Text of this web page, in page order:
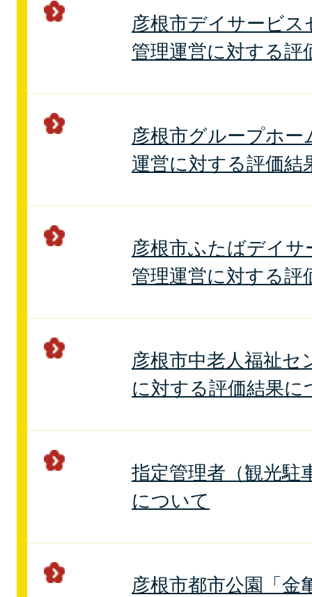
彦根市デイサービ
管理運営に対する評
彦根市グループホ
運営に対する評価結
彦根市ふたばデイ
管理運営に対する評
彦根市中老人福祉セ
に対する評価結果に
指定管理者（観光駐
について
彦根市都市公園「金